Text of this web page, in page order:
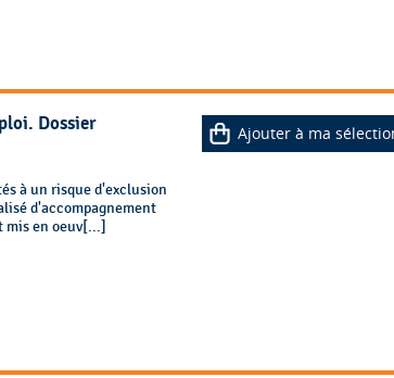
Dossier
à un risque d'exclusion
d'accompagnement
mis en oeuv[...]
Ajouter à ma